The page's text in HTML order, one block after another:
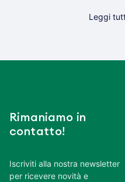
Leggi
Rimaniamo in
contatto!
Iscriviti alla nostra newsletter
per ricevere novità e